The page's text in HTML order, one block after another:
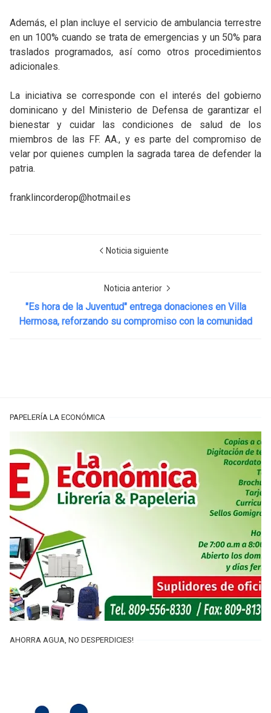
Además, el plan incluye el servicio de ambulancia terrestre
en un 100% cuando se trata de emergencias y un 50% para
traslados programados, así como otros procedimientos
adicionales.
La iniciativa se corresponde con el interés del gobierno
dominicano y del Ministerio de Defensa de garantizar el
bienestar y cuidar las condiciones de salud de los
miembros de las FF. AA., y es parte del compromiso de
velar por quienes cumplen la sagrada tarea de defender la
patria.
franklincorderop@hotmail.es
Noticia siguiente
Noticia anterior
"Es hora de la Juventud" entrega donaciones en Villa
Hermosa, reforzando su compromiso con la comunidad
PAPELERÍA LA ECONÓMICA
AHORRA AGUA, NO DESPERDICIES!